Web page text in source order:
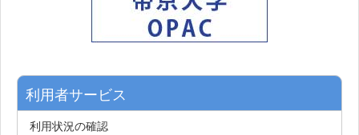
利用者サービス
利用状況の確認